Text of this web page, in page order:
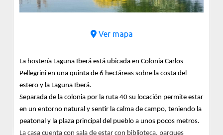
Ver mapa
La hostería Laguna Iberá está ubicada en Colonia Carlos
Pellegrini en una quinta de 6 hectáreas sobre la costa del
estero y la Laguna Iberá.
Separada de la colonia por la ruta 40 su locación permite estar
en un entorno natural y sentir la calma de campo, teniendo la
peatonal y la plaza principal del pueblo a unos pocos metros.
La casa cuenta con sala de estar con biblioteca, parques